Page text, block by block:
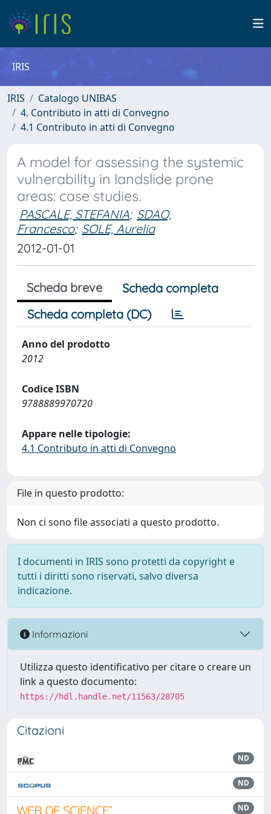
IRIS
IRIS
Catalogo UNIBAS
4. Contributo in atti di Convegno
4.1 Contributo in atti di Convegno
A model for assessing the systemic
vulnerability in landslide prone
areas: case studies.
PASCALE, STEFANIA; SDAO,
Francesco; SOLE, Aurelia
2012-01-01
Scheda breve
Scheda completa
Scheda completa (DC)
Anno del prodotto
2012
Codice ISBN
9788889970720
Appare nelle tipologie:
4.1 Contributo in atti di Convegno
File in questo prodotto:
Non ci sono file associati a questo prodotto.
I documenti in IRIS sono protetti da copyright e
tutti i diritti sono riservati, salvo diversa
indicazione.
Informazioni
Utilizza questo identificativo per citare o creare un
link a questo documento:
https://hdl.handle.net/11563/28705
Citazioni
ND
ND
ND